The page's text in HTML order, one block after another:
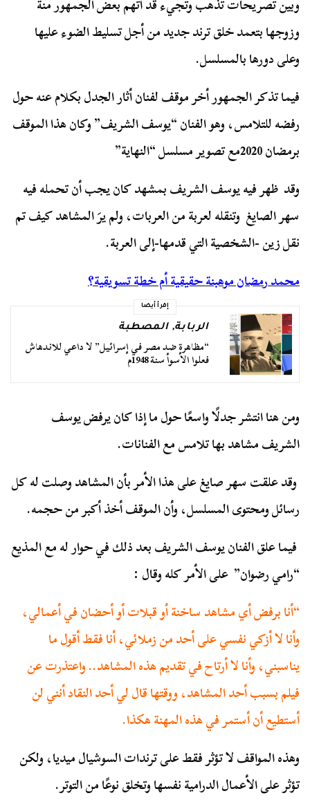
وزوجها بتعمد خلق ترند جديد من أجل تسليط الضوء عليها
وعلى دورها بالمسلسل.
فيما تذكر الجمهور أخر موقف لفنان أثار الجدل بكلام عنه حول
رفضه للتلامس، وهو الفنان “يوسف الشريف” وكان هذا الموقف
برمضان 2020مع تصوير مسلسل “النهاية”
وقد ظهر فيه يوسف الشريف بمشهد كان يجب أن تحمله فيه
سهر الصايغ وتنقله لعربة من العربات، ولم يرَ المشاهد كيف تم
نقل زين -الشخصية التي قدمها-إلى العربة.
محمد رمضان موهبنة حقيقية أم خطة تسويقية؟
إقرأ أيضا
الربابة,المصطبة
“مظاهرة ضد مصر في إسرائيل” لا داعي للاندهاش
فعلوا الأسوأ سنة 1948م
ومن هنا انتشر جدلًا واسعًا حول ما إذا كان يرفض يوسف
الشريف مشاهد بها تلامس مع الفنانات.
وقد علقت سهر صايغ على هذا الأمر بأن المشاهد وصلت له كل
رسائل ومحتوى المسلسل، وأن الموقف أخذ أكبر من حجمه.
فيما علق الفنان يوسف الشريف بعد ذلك في حوار له مع المذيع
“رامي رضوان” على الأمر كله وقال :
“أنا برفض أي مشاهد ساخنة أو قبلات أو أحضان في أعمالي،
وأنا لا أزكي نفسي على أحد من زملائي، أنا فقط أقول ما
يناسبني، وأنا لا أرتاح في تقديم هذه المشاهد.. واعتذرت عن
فيلم بسبب أحد المشاهد، ووقتها قال لي أحد النقاد أنني لن
أستطيع أن أستمر في هذه المهنة هكذا.
وهذه المواقف لا تؤثر فقط على ترندات السوشيال ميديا، ولكن
تؤثر على الأعمال الدرامية نفسها وتخلق نوعًا من التوتر.